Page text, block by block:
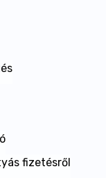
fizetésről